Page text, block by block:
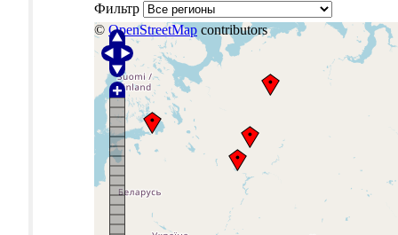
Фильтр
© OpenStreetMap contributors